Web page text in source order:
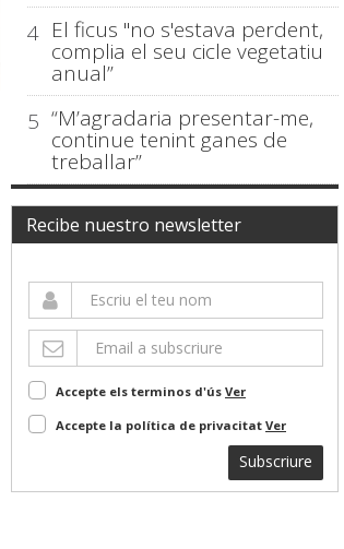
4 El ficus "no s'estava perdent,
complia el seu cicle vegetatiu
anual”
5 “M’agradaria presentar-me,
continue tenint ganes de
treballar”
Recibe nuestro newsletter
Accepte els terminos d'ús Ver
Accepte la política de privacitat Ver
Subscriure